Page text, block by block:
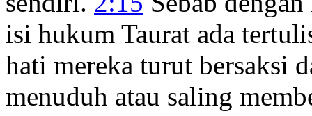
isi hukum Taurat ada
hati mereka turut bersaksi
menuduh atau saling